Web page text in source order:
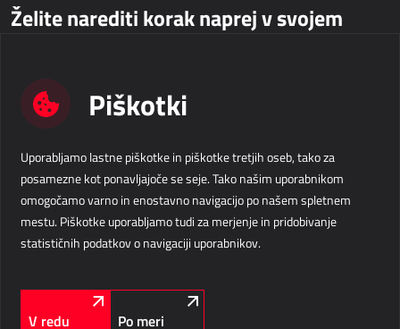
Želite narediti korak naprej v svojem
Kontaktirajte nas
Velika pot 15
5250 Solkan
Slovenija
+386 5 338 41 00
Podatki o podjetju
LinkedIn Facebook Instagram
Piškotki
Uporabljamo lastne piškotke in piškotke tretjih oseb, tako za
posamezne kot ponavljajoče se seje. Tako našim uporabnikom
omogočamo varno in enostavno navigacijo po našem spletnem
mestu. Piškotke uporabljamo tudi za merjenje in pridobivanje
statističnih podatkov o navigaciji uporabnikov.
V redu Po meri